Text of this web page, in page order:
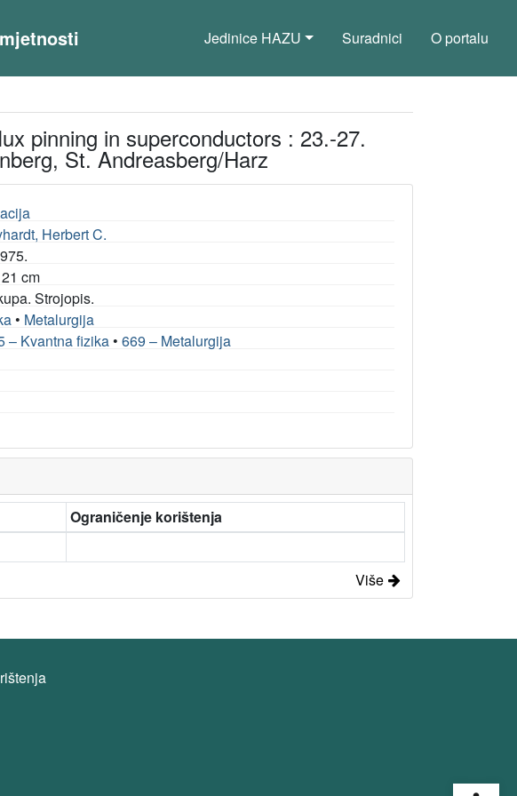
Jedinice HAZU Suradnici O portalu
pinning in superconductors : 23.-27.
St. Andreasberg/Harz
Herbert C.
cm
Strojopis.
• Metalurgija
– Kvantna fizika •669 – Metalurgija
Ograničenje korištenja
Više